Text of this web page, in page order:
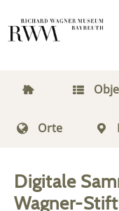
Orte
Digitale
Wagner-